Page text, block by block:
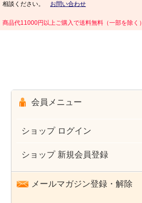
相談ください。 お問い合わせ
商品代11000円以上ご購入で送料無料（一部を除く）
会員メニュー
ショップ ログイン
ショップ 新規会員登録
メールマガジン登録・解除